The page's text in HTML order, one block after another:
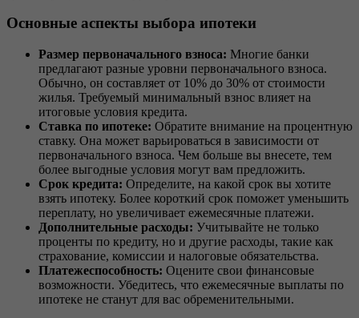
Основные аспекты выбора ипотеки
Размер первоначального взноса: Многие банки
предлагают разные уровни первоначального взноса.
Обычно, он составляет от 10% до 30% от стоимости
жилья. Требуемый минимальный взнос влияет на
итоговые условия кредита.
Ставка по ипотеке: Обратите внимание на процентную
ставку. Она может варьироваться в зависимости от
первоначального взноса. Чем больше вы внесете, тем
более выгодные условия могут вам предложить.
Срок кредита: Определите, на какой срок вы хотите
взять ипотеку. Более короткий срок поможет уменьшить
переплату, но увеличивает ежемесячные платежи.
Дополнительные расходы: Учитывайте не только
проценты по кредиту, но и другие расходы, такие как
страхование, комиссии и налоговые обязательства.
Платежеспособность: Оцените свои финансовые
возможности. Убедитесь, что ежемесячные выплаты по
ипотеке не станут для вас обременительными.